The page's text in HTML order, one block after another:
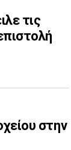
τις
στην